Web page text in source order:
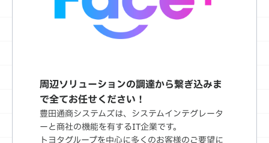
周辺ソリューションの調達から繋ぎ込みま
で全てお任せください！
豊田通商システムズは、システムインテグレータ
ーと商社の機能を有するIT企業です。
トヨタグループを中心に多くのお客様のご要望に